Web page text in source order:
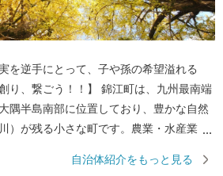
を逆手にとって、子や孫の希望溢れる
ごう！！】 錦江町は、九州最南端
隅半島南部に位置しており、豊かな自然
）が残る小さな町です。農業・水産業・
、魚などの高質な「食」を生産していま
自治体紹介をもっと見る